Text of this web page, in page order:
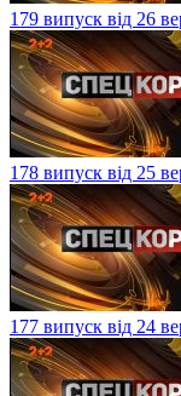
179 випуск від 26
178 випуск від 25
177 випуск від 24